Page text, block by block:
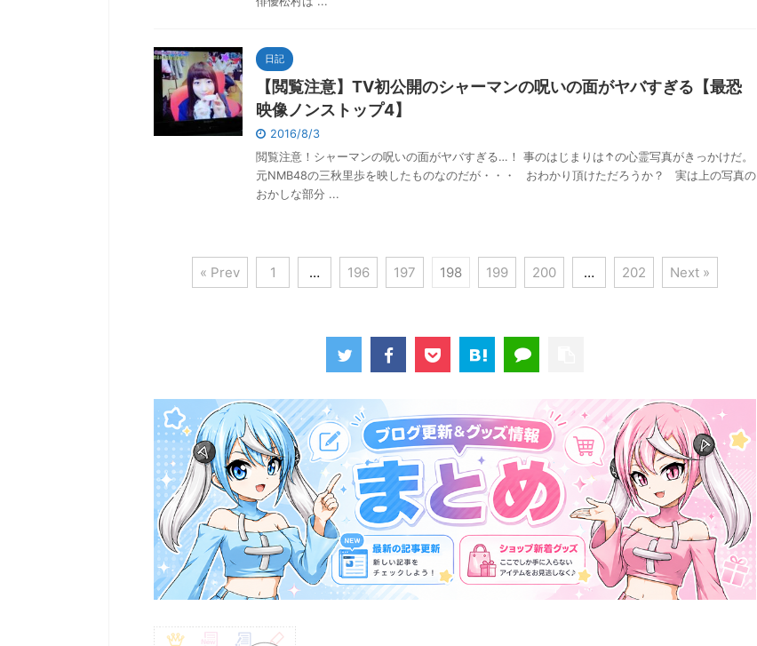
日記
【閲覧注意】TV初公開のシャーマンの呪いの面がヤバすぎる【最恐
映像ノンストップ4】
2016/8/3
閲覧注意！シャーマンの呪いの面がヤバすぎる…！ 事のはじまりは↑の心霊写真がきっかけだ。
元NMB48の三秋里歩を映したものなのだが・・・ おわかり頂けただろうか？ 実は上の写真の
おかしな部分 ...
« Prev 1 … 196 197 198 199 200 … 202 Next »